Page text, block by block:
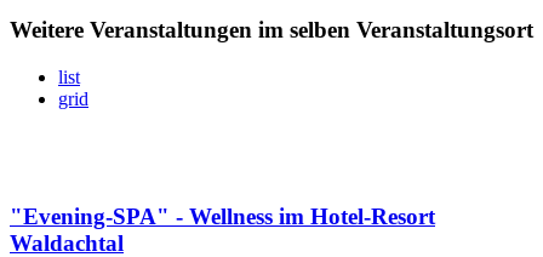
Weitere Veranstaltungen im selben Veranstaltungsort
list
grid
"Evening-SPA" - Wellness im Hotel-Resort
Waldachtal